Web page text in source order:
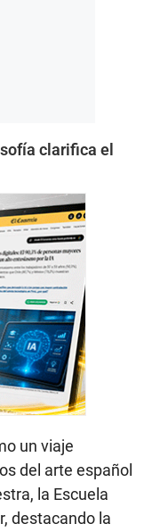
clarifica el
un viaje
del arte español
la Escuela
destacando la